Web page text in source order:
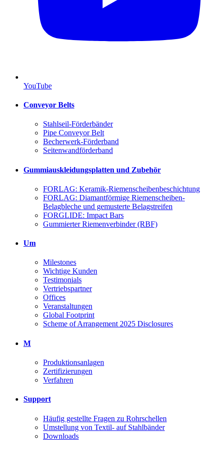
YouTube
Conveyor Belts
Stahlseil-Förderbänder
Pipe Conveyor Belt
Becherwerk-Förderband
Seitenwandförderband
Gummiauskleidungsplatten und Zubehör
FORLAG: Keramik-Riemenscheibenbeschichtung
FORLAG: Diamantförmige Riemenscheiben-
Belagbleche und gemusterte Belagstreifen
FORGLIDE: Impact Bars
Gummierter Riemenverbinder (RBF)
Um
Milestones
Wichtige Kunden
Testimonials
Vertriebspartner
Offices
Veranstaltungen
Global Footprint
Scheme of Arrangement 2025 Disclosures
M
Produktionsanlagen
Zertifizierungen
Verfahren
Support
Häufig gestellte Fragen zu Rohrschellen
Umstellung von Textil- auf Stahlbänder
Downloads